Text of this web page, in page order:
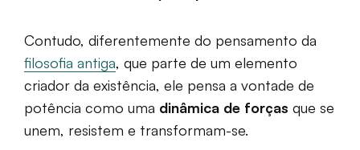
Contudo, diferentemente do pensamento da
filosofia antiga, que parte de um elemento
criador da existência, ele pensa a vontade de
potência como uma dinâmica de forças que se
unem, resistem e transformam-se.